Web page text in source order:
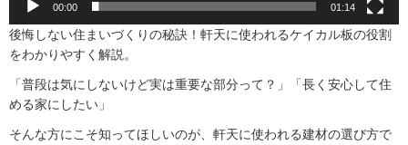
00:00 01:14
後悔しない住まいづくりの秘訣！軒天に使われるケイカル板の役割
をわかりやすく解説。
「普段は気にしないけど実は重要な部分って？」「長く安心して住
める家にしたい」
そんな方にこそ知ってほしいのが、軒天に使われる建材の選び方で